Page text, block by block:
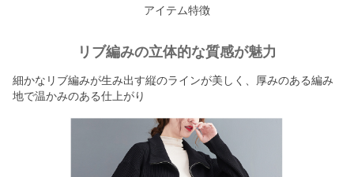
アイテム特徴
リブ編みの立体的な質感が魅力
細かなリブ編みが生み出す縦のラインが美しく、厚みのある編み
地で温かみのある仕上がり